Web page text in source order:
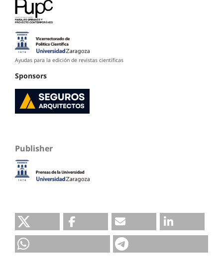
Ayudas para la edición de revistas científicas
Sponsors
Publisher